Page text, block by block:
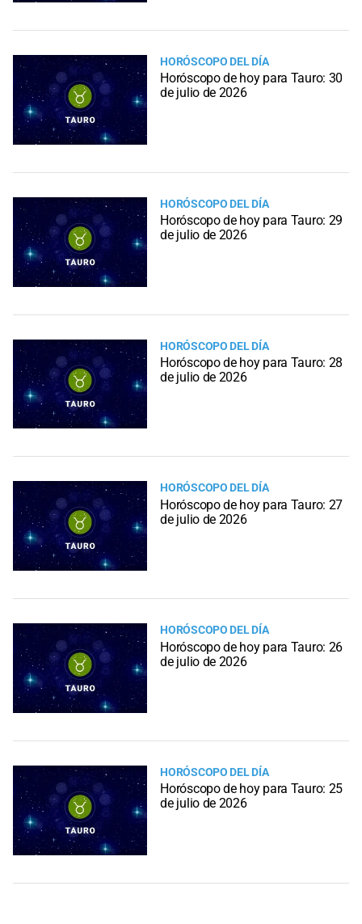
HORÓSCOPO DEL DÍA
Horóscopo de hoy para Tauro: 30
de julio de 2026
HORÓSCOPO DEL DÍA
Horóscopo de hoy para Tauro: 29
de julio de 2026
HORÓSCOPO DEL DÍA
Horóscopo de hoy para Tauro: 28
de julio de 2026
HORÓSCOPO DEL DÍA
Horóscopo de hoy para Tauro: 27
de julio de 2026
HORÓSCOPO DEL DÍA
Horóscopo de hoy para Tauro: 26
de julio de 2026
HORÓSCOPO DEL DÍA
Horóscopo de hoy para Tauro: 25
de julio de 2026